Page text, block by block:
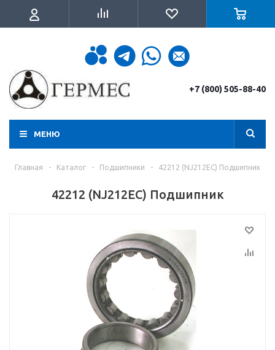
+7 (800) 505-88-40
МЕНЮ
Главная - Каталог - Подшипники - 42212 (NJ212EC) Подшипник
42212 (NJ212EC) Подшипник